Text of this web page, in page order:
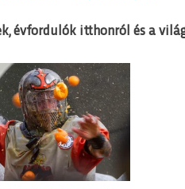
évfordulók itthonról és a